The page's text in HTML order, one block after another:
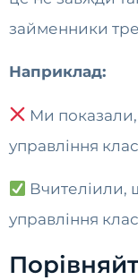
займенники
Наприклад:
Ми
управління
Вчителіили,
управління